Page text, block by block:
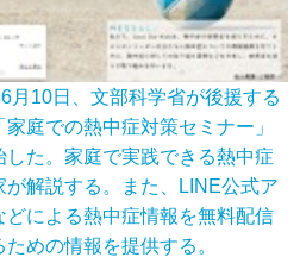
10日、文部科学省が後援する
庭での熱中症対策セミナー」
た。家庭で実践できる熱中症
解説する。また、LINE公式ア
による熱中症情報を無料配信
めの情報を提供する。